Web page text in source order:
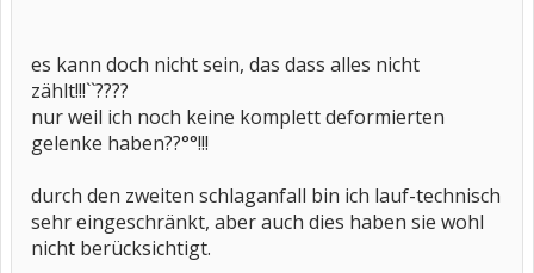
es kann doch nicht sein, das dass alles nicht
zählt!!!``????
nur weil ich noch keine komplett deformierten
gelenke haben??°°!!!
durch den zweiten schlaganfall bin ich lauf-technisch
sehr eingeschränkt, aber auch dies haben sie wohl
nicht berücksichtigt.